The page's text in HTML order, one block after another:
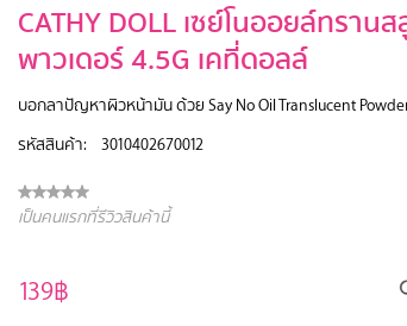
CATHY DOLL เซย์โนออยล์ทราน
พาวเดอร์ 4.5G เคที่ดอลล์
บอกลาปัญหาผิวหน้ามัน ด้วย Say No Oil Translucent
รหัสสินค้า:
3010402670012
เป็นคนแรกที่รีวิวสินค้านี้
139฿